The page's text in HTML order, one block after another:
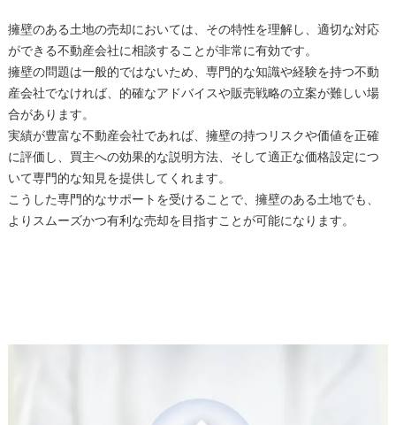
擁壁のある土地の売却においては、その特性を理解し、適切な対応
ができる不動産会社に相談することが非常に有効です。
擁壁の問題は一般的ではないため、専門的な知識や経験を持つ不動
産会社でなければ、的確なアドバイスや販売戦略の立案が難しい場
合があります。
実績が豊富な不動産会社であれば、擁壁の持つリスクや価値を正確
に評価し、買主への効果的な説明方法、そして適正な価格設定につ
いて専門的な知見を提供してくれます。
こうした専門的なサポートを受けることで、擁壁のある土地でも、
よりスムーズかつ有利な売却を目指すことが可能になります。